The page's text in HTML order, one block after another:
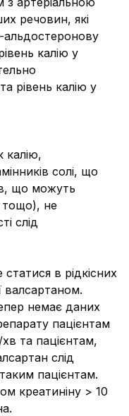
речовин, які
альдостеронову
калію у
рівень калію у
калію,
солі, що
що можуть
тощо), не
слід
в рідкісних
валсартаном.
немає даних
пацієнтам
хв та пацієнтам,
слід
пацієнтам.
креатиніну > 10